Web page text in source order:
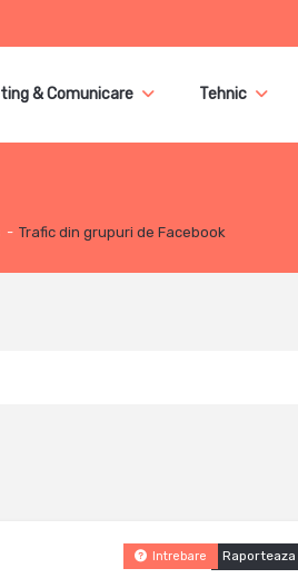
& Comunicare Tehnic
- Trafic din grupuri de Facebook
Raporteaza
Intrebare